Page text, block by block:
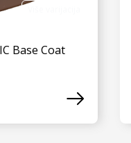
Base Coat